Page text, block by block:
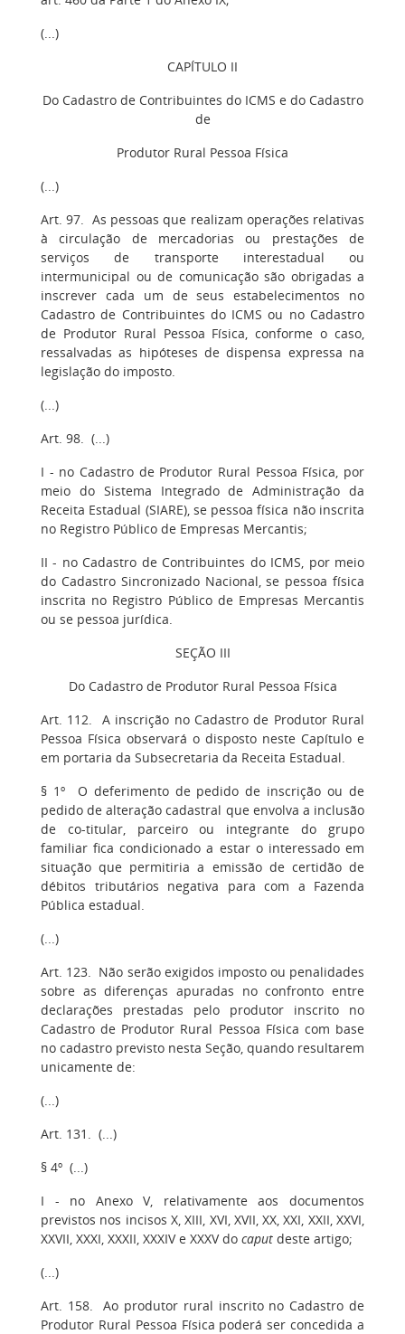
(...)
CAPÍTULO II
Do Cadastro de Contribuintes do ICMS e do Cadastro
de
Produtor Rural Pessoa Física
(...)
Art. 97. As pessoas que realizam operações relativas
à circulação de mercadorias ou prestações de
serviços de transporte interestadual ou
intermunicipal ou de comunicação são obrigadas a
inscrever cada um de seus estabelecimentos no
Cadastro de Contribuintes do ICMS ou no Cadastro
de Produtor Rural Pessoa Física, conforme o caso,
ressalvadas as hipóteses de dispensa expressa na
legislação do imposto.
(...)
Art. 98. (...)
I - no Cadastro de Produtor Rural Pessoa Física, por
meio do Sistema Integrado de Administração da
Receita Estadual (SIARE), se pessoa física não inscrita
no Registro Público de Empresas Mercantis;
II - no Cadastro de Contribuintes do ICMS, por meio
do Cadastro Sincronizado Nacional, se pessoa física
inscrita no Registro Público de Empresas Mercantis
ou se pessoa jurídica.
SEÇÃO III
Do Cadastro de Produtor Rural Pessoa Física
Art. 112. A inscrição no Cadastro de Produtor Rural
Pessoa Física observará o disposto neste Capítulo e
em portaria da Subsecretaria da Receita Estadual.
§ 1º O deferimento de pedido de inscrição ou de
pedido de alteração cadastral que envolva a inclusão
de co-titular, parceiro ou integrante do grupo
familiar fica condicionado a estar o interessado em
situação que permitiria a emissão de certidão de
débitos tributários negativa para com a Fazenda
Pública estadual.
(...)
Art. 123. Não serão exigidos imposto ou penalidades
sobre as diferenças apuradas no confronto entre
declarações prestadas pelo produtor inscrito no
Cadastro de Produtor Rural Pessoa Física com base
no cadastro previsto nesta Seção, quando resultarem
unicamente de:
(...)
Art. 131. (...)
§ 4º (...)
I - no Anexo V, relativamente aos documentos
previstos nos incisos X, XIII, XVI, XVII, XX, XXI, XXII, XXVI,
XXVII, XXXI, XXXII, XXXIV e XXXV do caput deste artigo;
(...)
Art. 158. Ao produtor rural inscrito no Cadastro de
Produtor Rural Pessoa Física poderá ser concedida a